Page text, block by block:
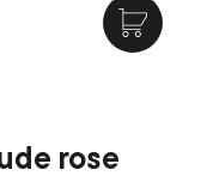
rose